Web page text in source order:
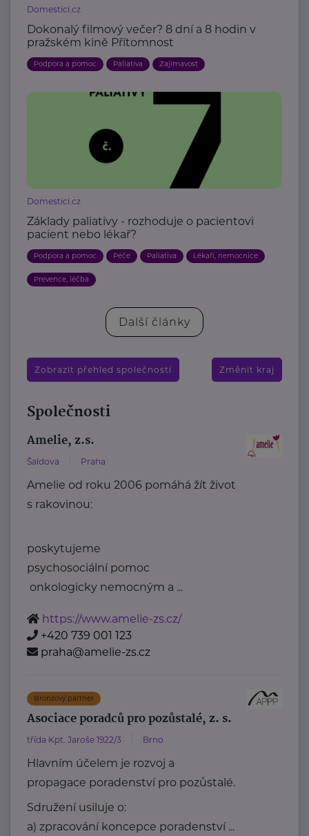
Domestici.cz
Dokonalý filmový večer? 8 dní a 8 hodin v
pražském kině Přítomnost
Podpora a pomoc Paliativa Zajímavost
Domestici.cz
Základy paliativy - rozhoduje o pacientovi
pacient nebo lékař?
Podpora a pomoc Péče Paliativa Lékaři, nemocnice
Prevence, léčba
Další články
Zobrazit přehled společností Změnit kraj
Společnosti
Amelie, z.s.
Šaldova Praha
Amelie od roku 2006 pomáhá žít život
s rakovinou:
poskytujeme
psychosociální pomoc
onkologicky nemocným a ...
https://www.amelie-zs.cz/
+420 739 001 123
praha@amelie-zs.cz
Bronzový partner
Asociace poradců pro pozůstalé, z. s.
třída Kpt. Jaroše 1922/3 Brno
Hlavním účelem je rozvoj a
propagace poradenství pro pozůstalé.
Sdružení usiluje o:
a) zpracování koncepce poradenství ...